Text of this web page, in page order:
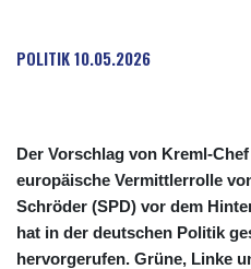
POLITIK10.05.2026
Der Vorschlag von Kreml-
europäische Vermittlerrolle
Schröder (SPD) vor dem
hat in der deutschen Politik
hervorgerufen. Grüne, Linke